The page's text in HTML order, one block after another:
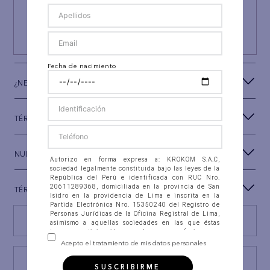
Y RECIBE UN REGALO ESPECIAL
¿NECESITAS AYUDA?
TÉRMINOS Y CONDICIONES
NUESTRA MARCA
TÉRMINOS LEGALES
Encuentra tu tienda
Consulta estado Reclamación
Fecha de nacimiento
Autorizo en forma expresa a: KROKOM S.A.C,
sociedad legalmente constituida bajo las leyes de la
República del Perú e identificada con RUC Nro.
20611289368, domiciliada en la provincia de San
Isidro en la providencia de Lima e inscrita en la
Partida Electrónica Nro. 15350240 del Registro de
Personas Jurídicas de la Oficina Registral de Lima,
asimismo a aquellas sociedades en las que éstas
tengan participación, con las que se fusionen o
integren (en adelante “la Compañía”), para que
automatizados, así como en ficheros físicos, accedan,
intercambien, consulten, soliciten, suministren,
Acepto el tratamiento de mis datos personales
SUSCRIBIRME